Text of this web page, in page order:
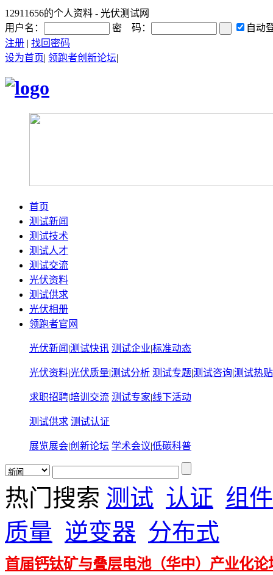
12911656的个人资料 - 光伏测试网
用户名：
密 码：
自动
注册 | 找回密码
设为首页| 领跑者创新论坛|
首页
测试新闻
测试技术
测试人才
测试交流
光伏资料
测试供求
光伏相册
领跑者官网
光伏新闻 |测试快讯 测试企业|标准动态
光伏资料|光伏质量|测试分析 测试专题|测试咨询|测试热贴
求职招聘|培训交流 测试专家|线下活动
测试供求 测试认证
展览展会|创新论坛 学术会议|低碳科普
热门搜索 测试 认证 组件
质量 逆变器 分布式
首届钙钛矿与叠层电池（华中）产业化论